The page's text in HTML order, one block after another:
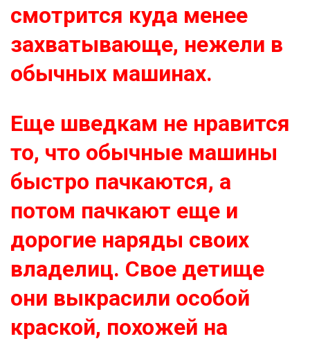
смотрится куда менее
захватывающе, нежели в
обычных машинах.
Еще шведкам не нравится
то, что обычные машины
быстро пачкаются, а
потом пачкают еще и
дорогие наряды своих
владелиц. Свое детище
они выкрасили особой
краской, похожей на